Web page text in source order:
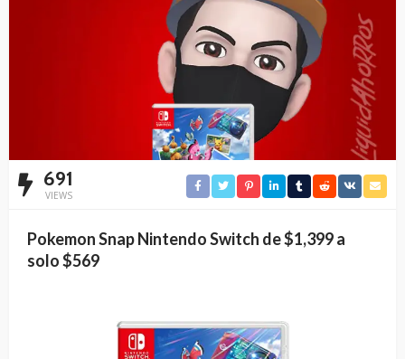
691
VIEWS
Pokemon Snap Nintendo Switch de $1,399 a
solo $569